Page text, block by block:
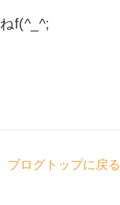
f(^_^;
ブログトップに戻る